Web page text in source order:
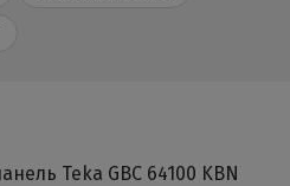
Teka GBC 64100 KBN